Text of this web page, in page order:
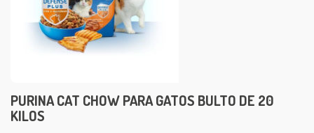
PURINA CAT CHOW PARA GATOS BULTO DE 20
KILOS